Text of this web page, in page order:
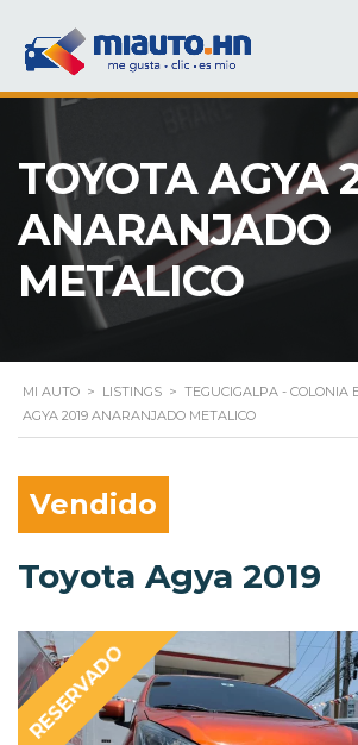
TOYOTA AGYA
ANARANJADO
METALICO
MI AUTO > LISTINGS > TEGUCIGALPA - COLONIA
AGYA 2019 ANARANJADO METALICO
Vendido
Toyota Agya 2019
RESERVADO